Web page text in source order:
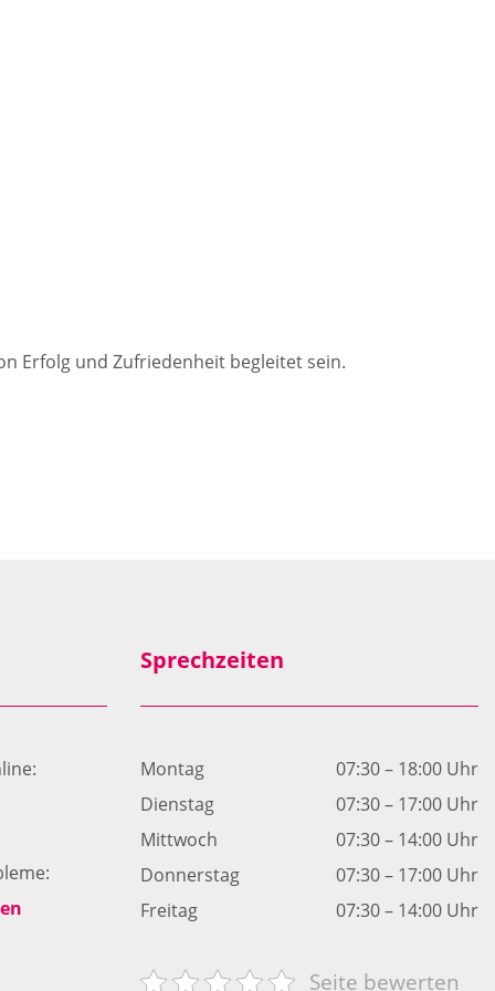
Erfolg und Zufriedenheit begleitet sein.
Sprechzeiten
Montag
07:30 – 18:00 Uhr
Dienstag
07:30 – 17:00 Uhr
Mittwoch
07:30 – 14:00 Uhr
Donnerstag
07:30 – 17:00 Uhr
Freitag
07:30 – 14:00 Uhr
Seite bewerten